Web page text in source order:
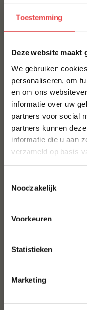
Toestemming
Deze website maakt
We gebruiken
personaliseren, om
en om ons
informatie over uw
partners voor social
partners kunnen
informatie die u aan
verzameld op basis
Noodzakelijk
Voorkeuren
Statistieken
Marketing
10% korting
eerste
Schrijf je in voor
10% korting op
ACHTERNAAM